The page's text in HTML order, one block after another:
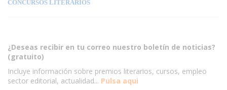
CONCURSOS LITERARIOS
¿Deseas recibir en tu correo nuestro boletín de noticias?
(gratuito)
Incluye información sobre premios literarios, cursos, empleo
sector editorial, actualidad... Pulsa aqui